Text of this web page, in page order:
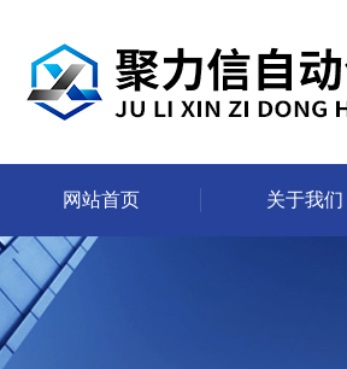
网站首页 关于我们